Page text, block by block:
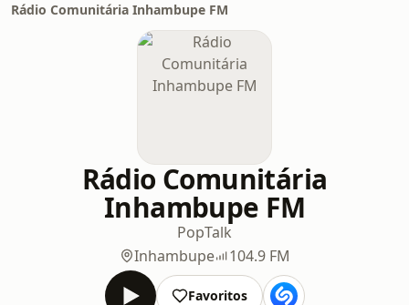
Rádio Comunitária Inhambupe FM
Rádio Comunitária
Inhambupe FM
PopTalk
Inhambupe
104.9 FM
Favoritos